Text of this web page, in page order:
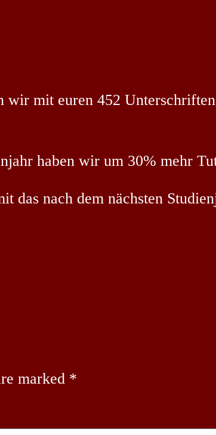
wir mit euren 452
haben wir um 30% mehr
das nach dem nächsten
marked *